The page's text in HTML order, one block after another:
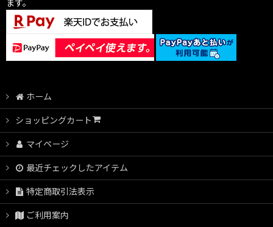
ます。
ホーム
ショッピングカート
マイページ
最近チェックしたアイテム
特定商取引法表示
ご利用案内